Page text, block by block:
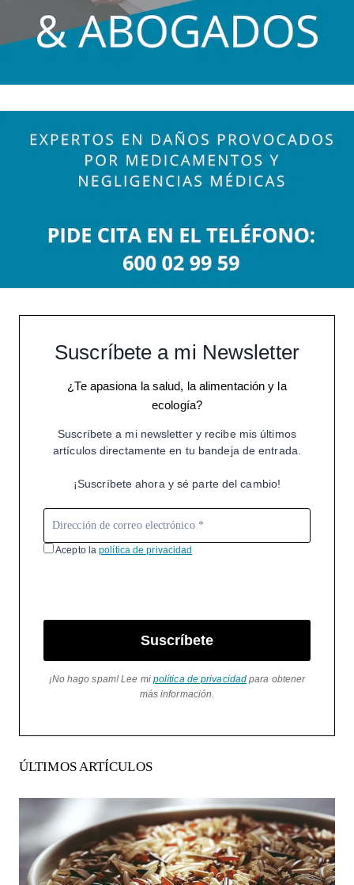
Suscríbete a mi Newsletter
¿Te apasiona la salud, la alimentación y la
ecología?
Suscríbete a mi newsletter y recibe mis últimos
artículos directamente en tu bandeja de entrada.
¡Suscríbete ahora y sé parte del cambio!
Acepto lapolítica de privacidad
Suscríbete
¡No hago spam! Lee mi política de privacidad para obtener
más información.
ÚLTIMOS ARTÍCULOS